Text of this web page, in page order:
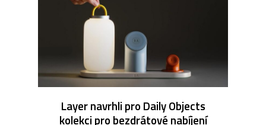
Layer navrhli pro Daily Objects
kolekci pro bezdrátové nabíjení